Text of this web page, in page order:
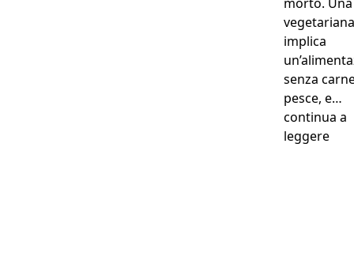
vegetariana
implica
senza
pesce, e…
continua a
leggere